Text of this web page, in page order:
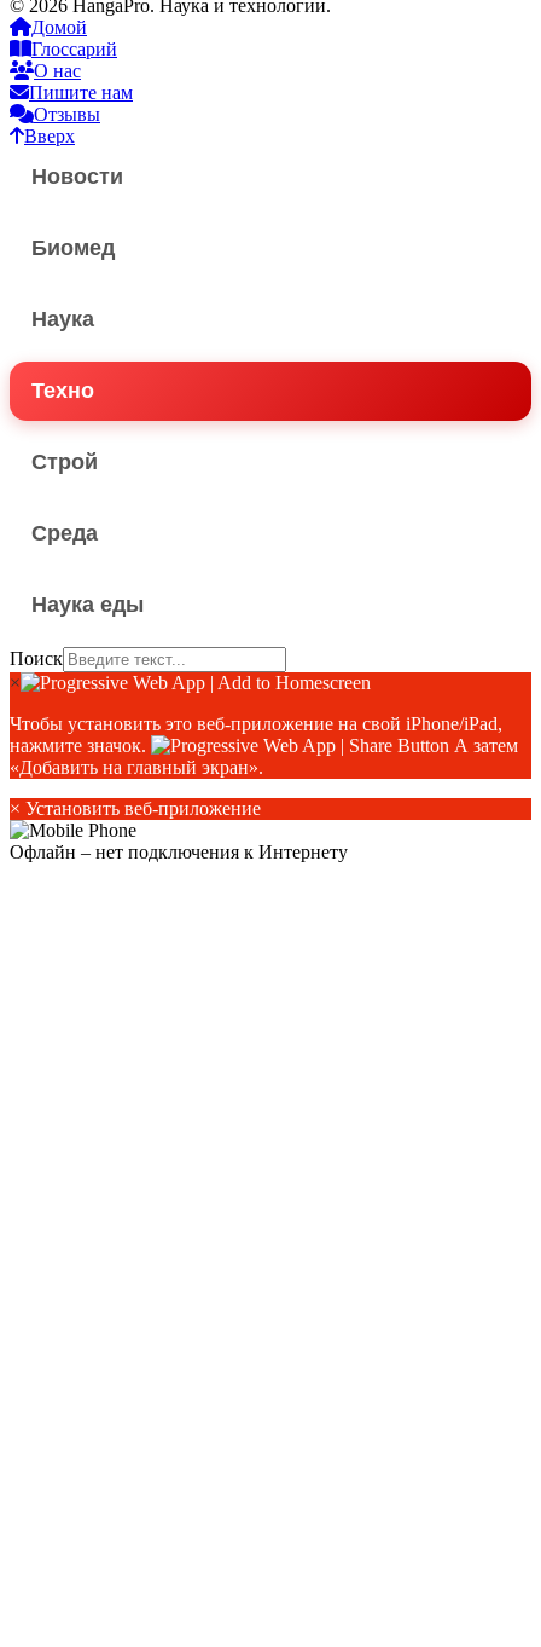
© 2026 HangaPro. Наука и технологии.
Домой
Глоссарий
О нас
Пишите нам
Отзывы
Вверх
Новости
Биомед
Наука
Техно
Строй
Среда
Наука еды
Поиск
×
Чтобы установить это веб-приложение на свой iPhone/iPad,
нажмите значок.
А затем
«Добавить на главный экран».
× Установить веб-приложение
Офлайн – нет подключения к Интернету